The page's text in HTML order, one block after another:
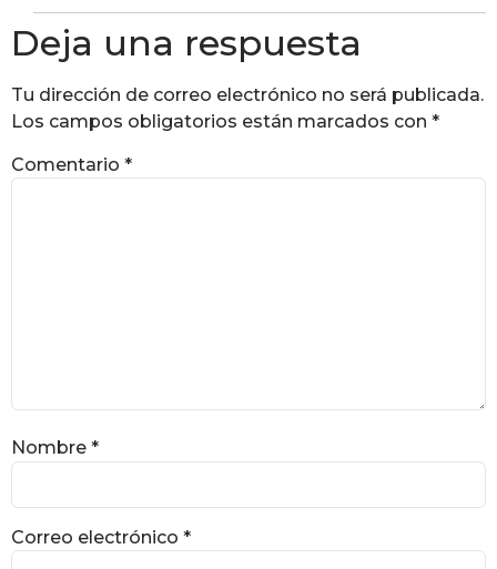
Deja una respuesta
Tu dirección de correo electrónico no será publicada.
Los campos obligatorios están marcados con *
Comentario *
Nombre *
Correo electrónico *